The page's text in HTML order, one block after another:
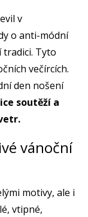
v
o anti-módní
tradici. Tyto
večírcích.
den nošení
soutěží a
vánoční
motivy, ale i
vtipné,